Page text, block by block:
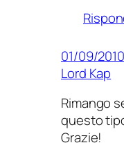
01/09/2010
Lord Kap
Rimango
questo
Grazie!